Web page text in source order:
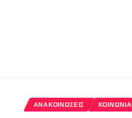
ΑΝΑΚΟΙΝΏΣΕΙΣ ΚΟΙΝΩΝΊΑ